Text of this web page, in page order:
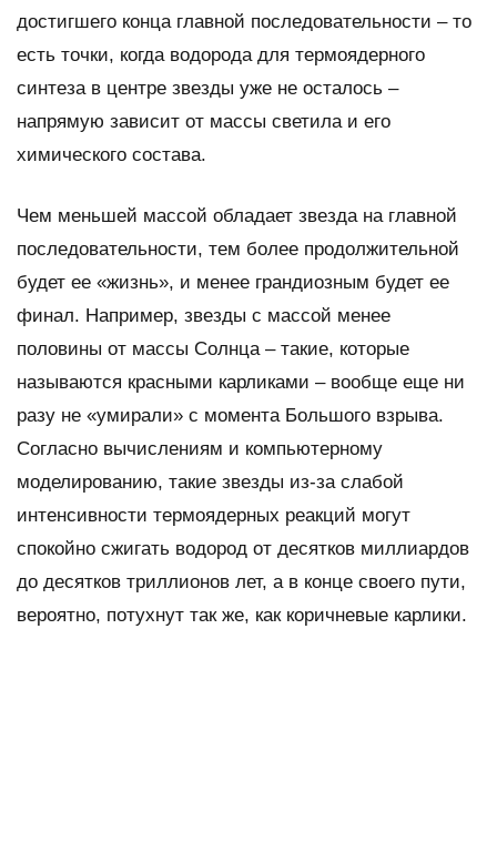
достигшего конца главной последовательности – то
есть точки, когда водорода для термоядерного
синтеза в центре звезды уже не осталось –
напрямую зависит от массы светила и его
химического состава.
Чем меньшей массой обладает звезда на главной
последовательности, тем более продолжительной
будет ее «жизнь», и менее грандиозным будет ее
финал. Например, звезды с массой менее
половины от массы Солнца – такие, которые
называются красными карликами – вообще еще ни
разу не «умирали» с момента Большого взрыва.
Согласно вычислениям и компьютерному
моделированию, такие звезды из-за слабой
интенсивности термоядерных реакций могут
спокойно сжигать водород от десятков миллиардов
до десятков триллионов лет, а в конце своего пути,
вероятно, потухнут так же, как коричневые карлики.